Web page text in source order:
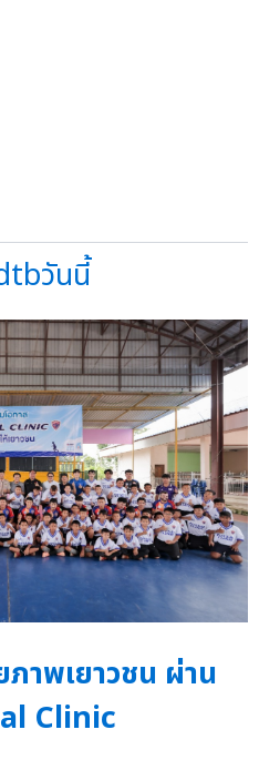
วันนี้
าพเยาวชน ผ่าน
Clinic